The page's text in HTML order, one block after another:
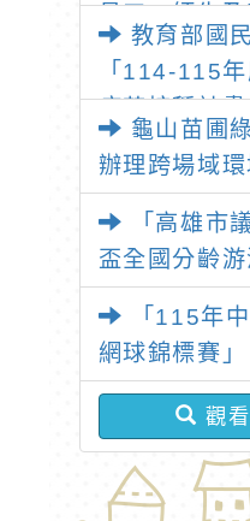
員工、師生
北桃「我的
民運動
教育部國
「114-115
疫苗接種計
象擴大為「
接種之民眾」
115年9月28
龜山苗圃
辦理跨場域
「高雄市
盃全國分齡游
「115年
網球錦標賽」
觀